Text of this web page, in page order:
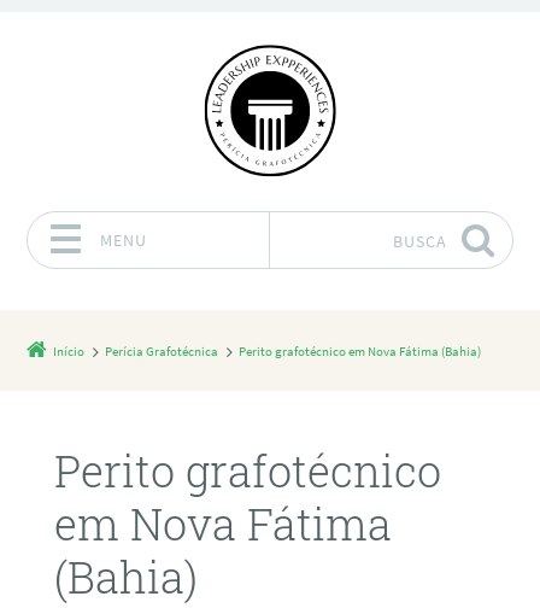
MENU BUSCA
Início Perícia Grafotécnica Perito grafotécnico em Nova Fátima (Bahia)
Perito grafotécnico
em Nova Fátima
(Bahia)